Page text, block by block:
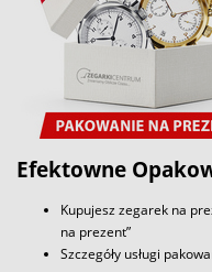
Efektowne
Kupujesz zegarek na
na prezent”
Szczegóły usługi